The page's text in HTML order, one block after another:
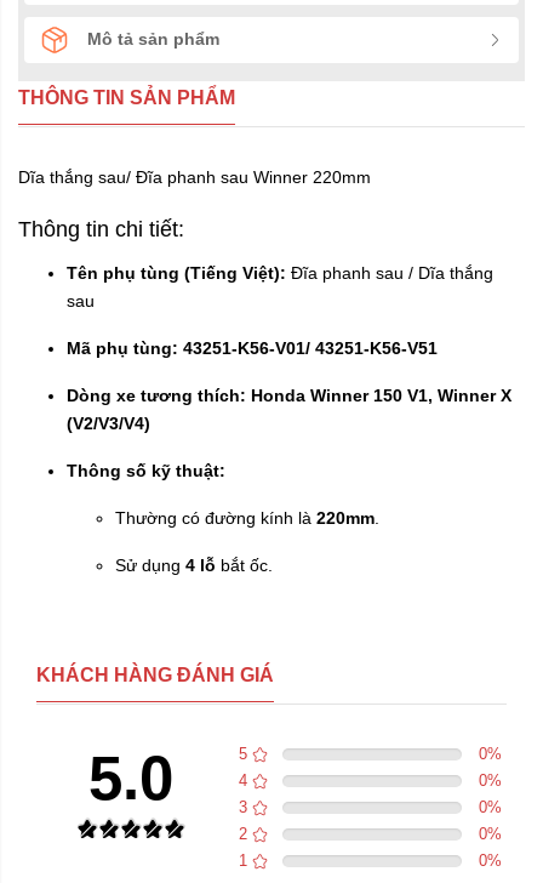
Mô tả sản phẩm
THÔNG TIN SẢN PHẨM
Dĩa thắng sau/ Đĩa phanh sau Winner 220mm
Thông tin chi tiết:
Tên phụ tùng (Tiếng Việt): Đĩa phanh sau / Dĩa thắng
sau
Mã phụ tùng: 43251-K56-V01/ 43251-K56-V51
Dòng xe tương thích: Honda Winner 150 V1, Winner X
(V2/V3/V4)
Thông số kỹ thuật:
Thường có đường kính là 220mm
Sử dụng 4 lỗ bắt ốc.
KHÁCH HÀNG ĐÁNH GIÁ
5.0 5 0%
4
0%
3
0%
2
0%
1
0%